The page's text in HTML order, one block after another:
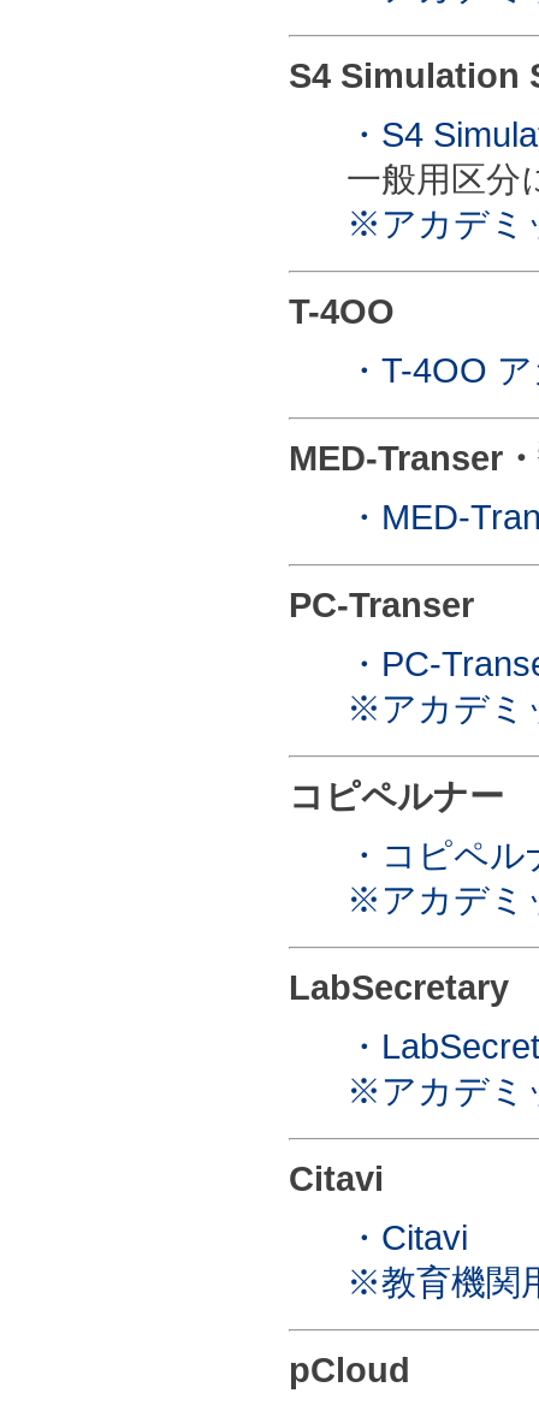
S4 Simulation
・S4
一般用区分
※アカデミ
T-4OO
・T-4OO
MED-Transer
・MED-
PC-Transer
・PC-
※アカデミ
コピペルナー
・コピペル
※アカデミ
LabSecretary
・
※アカデミ
Citavi
・Citavi
※教育機関
pCloud